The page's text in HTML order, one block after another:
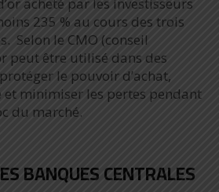
acheté par les investisseurs
235 % au cours des trois
Selon le CMO (conseil
peut être utilisé dans des
le pouvoir d’achat,
minimiser les pertes pendant
du marché.
BANQUES CENTRALES